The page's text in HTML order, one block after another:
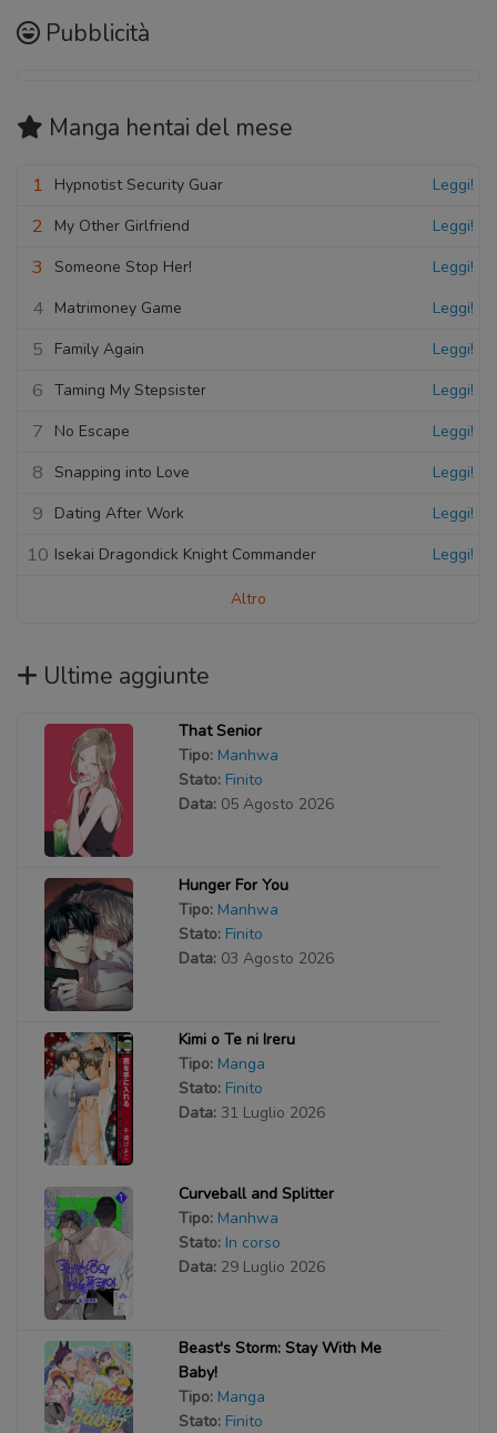
Pubblicità
Manga hentai del mese
1 Hypnotist Security Guar Leggi!
2 My Other Girlfriend Leggi!
3 Someone Stop Her! Leggi!
4 Matrimoney Game Leggi!
5 Family Again Leggi!
6 Taming My Stepsister Leggi!
7 No Escape Leggi!
8 Snapping into Love Leggi!
9 Dating After Work Leggi!
10 Isekai Dragondick Knight Commander Leggi!
Altro
Ultime aggiunte
That Senior
Tipo: Manhwa
Stato: Finito
Data: 05 Agosto 2026
Hunger For You
Tipo: Manhwa
Stato: Finito
Data: 03 Agosto 2026
Kimi o Te ni Ireru
Tipo: Manga
Stato: Finito
Data: 31 Luglio 2026
Curveball and Splitter
Tipo: Manhwa
Stato: In corso
Data: 29 Luglio 2026
Beast's Storm: Stay With Me
Baby!
Tipo: Manga
Stato: Finito